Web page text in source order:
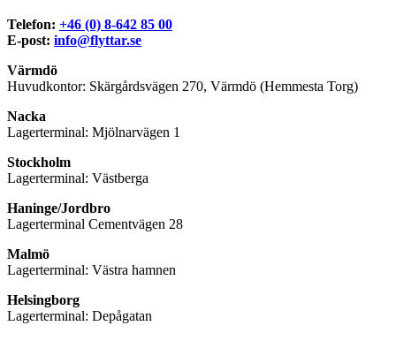
Telefon: +46 (0) 8-642 85 00
E-post: info@flyttar.se
Värmdö
Huvudkontor: Skärgårdsvägen 270, Värmdö (Hemmesta Torg)
Nacka
Lagerterminal: Mjölnarvägen 1
Stockholm
Lagerterminal: Västberga
Haninge/Jordbro
Lagerterminal Cementvägen 28
Malmö
Lagerterminal: Västra hamnen
Helsingborg
Lagerterminal: Depågatan